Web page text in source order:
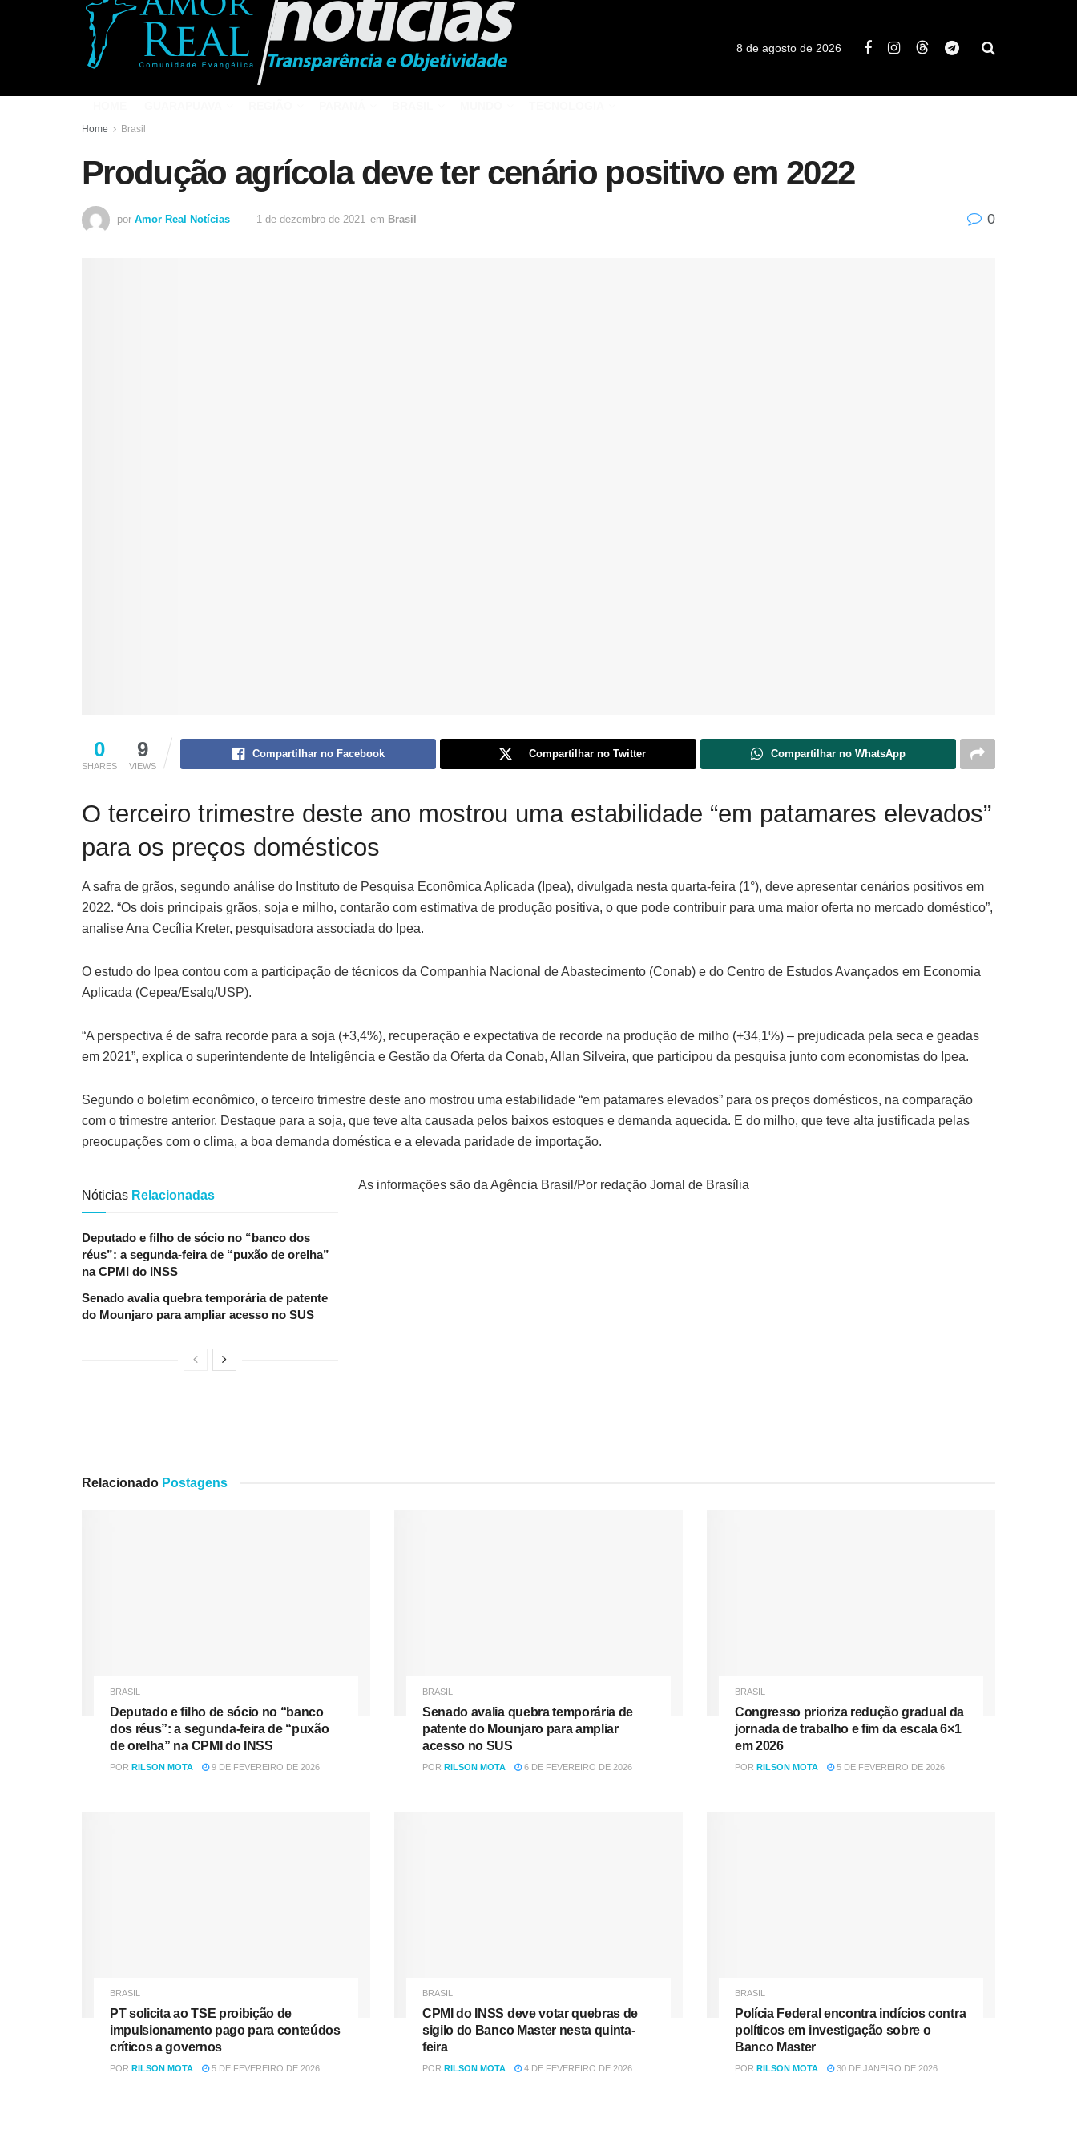
8 de agosto de 2026
Home Brasil
Produção agrícola deve ter cenário positivo em 2022
por Amor Real Notícias 1 de dezembro de 2021 em Brasil 0
0
SHARES
9
VIEWS
Compartilhar no Facebook Compartilhar no Twitter Compartilhar no WhatsApp
O terceiro trimestre deste ano mostrou uma estabilidade “em patamares elevados”
para os preços domésticos
A safra de grãos, segundo análise do Instituto de Pesquisa Econômica Aplicada (Ipea), divulgada nesta quarta-feira (1°), deve apresentar cenários positivos em
2022. “Os dois principais grãos, soja e milho, contarão com estimativa de produção positiva, o que pode contribuir para uma maior oferta no mercado doméstico”,
analise Ana Cecília Kreter, pesquisadora associada do Ipea.
O estudo do Ipea contou com a participação de técnicos da Companhia Nacional de Abastecimento (Conab) e do Centro de Estudos Avançados em Economia
Aplicada (Cepea/Esalq/USP).
“A perspectiva é de safra recorde para a soja (+3,4%), recuperação e expectativa de recorde na produção de milho (+34,1%) – prejudicada pela seca e geadas
em 2021”, explica o superintendente de Inteligência e Gestão da Oferta da Conab, Allan Silveira, que participou da pesquisa junto com economistas do Ipea.
Segundo o boletim econômico, o terceiro trimestre deste ano mostrou uma estabilidade “em patamares elevados” para os preços domésticos, na comparação
com o trimestre anterior. Destaque para a soja, que teve alta causada pelos baixos estoques e demanda aquecida. E do milho, que teve alta justificada pelas
preocupações com o clima, a boa demanda doméstica e a elevada paridade de importação.
Nóticias Relacionadas
Deputado e filho de sócio no “banco dos
réus”: a segunda-feira de “puxão de orelha”
na CPMI do INSS
Senado avalia quebra temporária de patente
do Mounjaro para ampliar acesso no SUS
As informações são da Agência Brasil/Por redação Jornal de Brasília
Relacionado Postagens
BRASIL
Deputado e filho de sócio no “banco
dos réus”: a segunda-feira de “puxão
de orelha” na CPMI do INSS
POR RILSON MOTA 9 DE FEVEREIRO DE 2026
BRASIL
Senado avalia quebra temporária de
patente do Mounjaro para ampliar
acesso no SUS
POR RILSON MOTA 6 DE FEVEREIRO DE 2026
BRASIL
Congresso prioriza redução gradual da
jornada de trabalho e fim da escala 6×1
em 2026
POR RILSON MOTA 5 DE FEVEREIRO DE 2026
BRASIL
PT solicita ao TSE proibição de
impulsionamento pago para conteúdos
críticos a governos
POR RILSON MOTA 5 DE FEVEREIRO DE 2026
BRASIL
CPMI do INSS deve votar quebras de
sigilo do Banco Master nesta quinta-
feira
POR RILSON MOTA 4 DE FEVEREIRO DE 2026
BRASIL
Polícia Federal encontra indícios contra
políticos em investigação sobre o
Banco Master
POR RILSON MOTA 30 DE JANEIRO DE 2026